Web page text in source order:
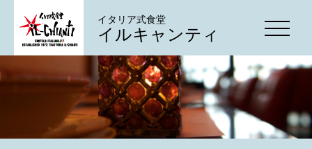
イタリア式食堂
イルキャンティ